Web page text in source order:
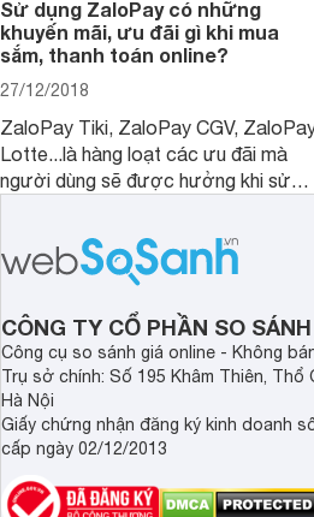
Sử dụng ZaloPay có những
khuyến mãi, ưu đãi gì khi mua
sắm, thanh toán online?
27/12/2018
ZaloPay Tiki, ZaloPay CGV,
Lotte...là hàng loạt các ưu đãi mà
người dùng sẽ được hưởng khi sử
nền tảng mua sắm online.
CÔNG TY CỔ PHẦN SO
Công cụ so sánh giá online - Không
Trụ sở chính: Số 195 Khâm Thiên, Thổ
Hà Nội
Giấy chứng nhận đăng ký kinh doanh
cấp ngày 02/12/2013